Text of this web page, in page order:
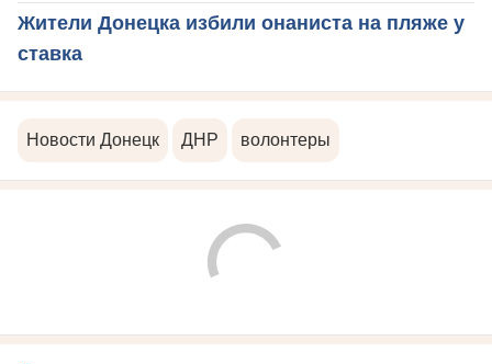
Жители Донецка избили онаниста на пляже у
ставка
Новости Донецк ДНР волонтеры